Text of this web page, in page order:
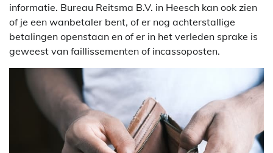
informatie. Bureau Reitsma B.V. in Heesch kan ook zien
of je een wanbetaler bent, of er nog achterstallige
betalingen openstaan en of er in het verleden sprake is
geweest van faillissementen of incassoposten.